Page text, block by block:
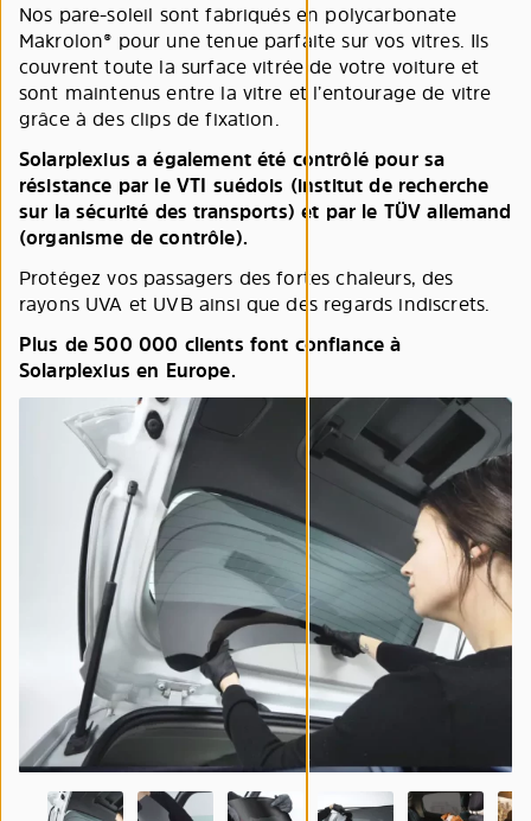
Nos pare-soleil sont fabriqués en polycarbonate
Makrolon® pour une tenue parfaite sur vos vitres. Ils
couvrent toute la surface vitrée de votre voiture et
sont maintenus entre la vitre et l’entourage de vitre
grâce à des clips de fixation.
Solarplexius a également été contrôlé pour sa
résistance par le VTI suédois (institut de recherche
sur la sécurité des transports) et par le TÜV allemand
(organisme de contrôle).
Protégez vos passagers des fortes chaleurs, des
rayons UVA et UVB ainsi que des regards indiscrets.
Plus de 500 000 clients font confiance à
Solarplexius en Europe.